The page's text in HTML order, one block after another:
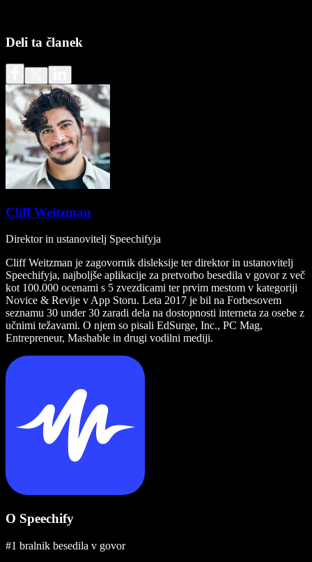
Deli ta članek
Cliff Weitzman
Direktor in ustanovitelj Speechifyja
Cliff Weitzman je zagovornik disleksije ter direktor in ustanovitelj
Speechifyja, najboljše aplikacije za pretvorbo besedila v govor z več
kot 100.000 ocenami s 5 zvezdicami ter prvim mestom v kategoriji
Novice & Revije v App Storu. Leta 2017 je bil na Forbesovem
seznamu 30 under 30 zaradi dela na dostopnosti interneta za osebe z
učnimi težavami. O njem so pisali EdSurge, Inc., PC Mag,
Entrepreneur, Mashable in drugi vodilni mediji.
O Speechify
#1 bralnik besedila v govor